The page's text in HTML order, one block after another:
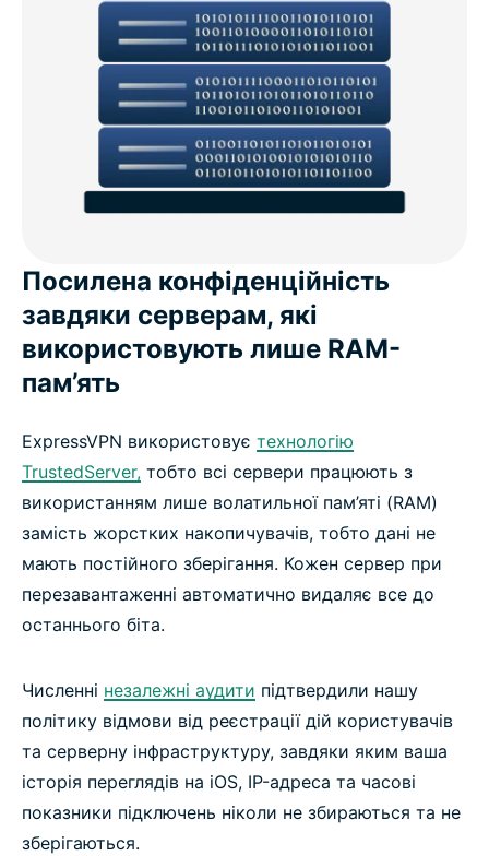
Посилена конфіденційність
завдяки серверам, які
використовують лише RAM-
пам’ять
ExpressVPN використовує технологію
TrustedServer, тобто всі сервери працюють з
використанням лише волатильної пам’яті (RAM)
замість жорстких накопичувачів, тобто дані не
мають постійного зберігання. Кожен сервер при
перезавантаженні автоматично видаляє все до
останнього біта.
Численні незалежні аудити підтвердили нашу
політику відмови від реєстрації дій користувачів
та серверну інфраструктуру, завдяки яким ваша
історія переглядів на iOS, IP-адреса та часові
показники підключень ніколи не збираються та не
зберігаються.